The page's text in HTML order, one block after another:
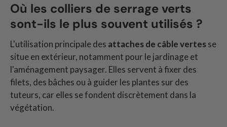
Où les colliers de serrage verts
sont-ils le plus souvent utilisés ?
L'utilisation principale des attaches de câblevertesse
situe en extérieur, notamment pour le jardinage et
l'aménagement paysager. Elles servent à fixer des
filets, des bâches ou à guider les plantes sur des
tuteurs, car elles se fondent discrètement dans la
végétation.